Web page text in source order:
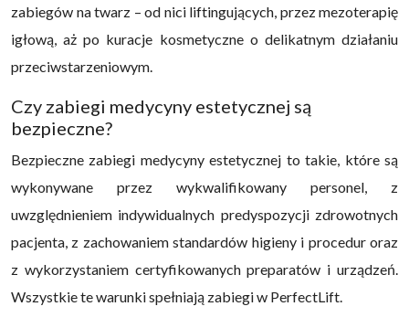
zabiegów na twarz – od nici liftingujących, przez mezoterapię
igłową, aż po kuracje kosmetyczne o delikatnym działaniu
przeciwstarzeniowym.
Czy zabiegi medycyny estetycznej są
bezpieczne?
Bezpieczne zabiegi medycyny estetycznej to takie, które są
wykonywane przez wykwalifikowany personel, z
uwzględnieniem indywidualnych predyspozycji zdrowotnych
pacjenta, z zachowaniem standardów higieny i procedur oraz
z wykorzystaniem certyfikowanych preparatów i urządzeń.
Wszystkie te warunki spełniają zabiegi w PerfectLift.